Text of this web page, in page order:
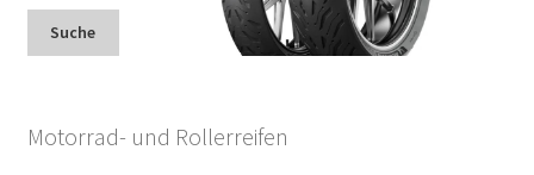
Suche
Motorrad- und Rollerreifen